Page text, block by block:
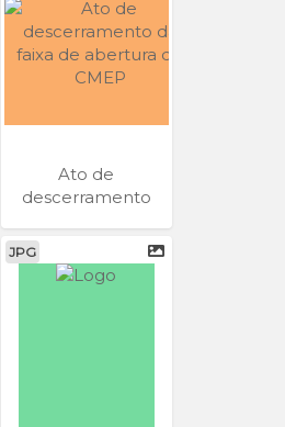
Ato de
descerramento
JPG